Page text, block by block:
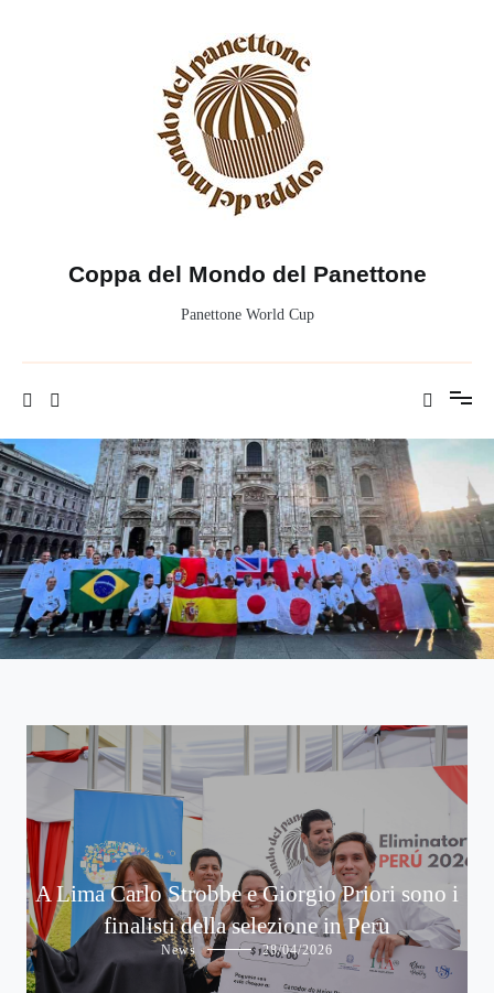
Coppa del Mondo del Panettone
Panettone World Cup
A Lima Carlo Strobbe e Giorgio Priori sono i
finalisti della selezione in Perù
News 28/04/2026